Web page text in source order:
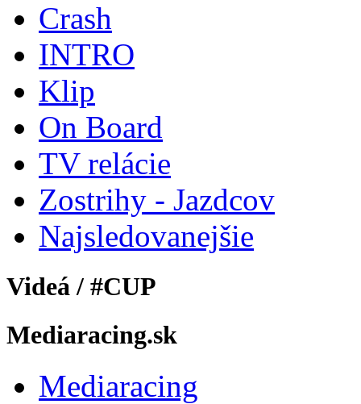
Crash
INTRO
Klip
On Board
TV relácie
Zostrihy - Jazdcov
Najsledovanejšie
Videá / #CUP
Mediaracing.sk
Mediaracing